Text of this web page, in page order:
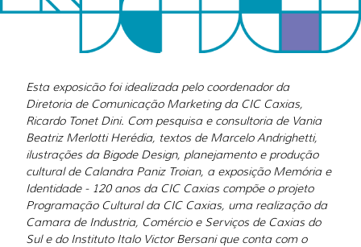
Esta exposicão foi idealizada pelo coordenador da
Diretoria de Comunicação Marketing da CIC Caxias,
Ricardo Tonet Dini. Com pesquisa e consultoria de Vania
Beatriz Merlotti Herédia, textos de Marcelo Andrighetti,
ilustrações da Bigode Design, planejamento e produção
cultural de Calandra Paniz Troian, a exposição Memória e
Identidade - 120 anos da CIC Caxias compõe o projeto
Programação Cultural da CIC Caxias, uma realização da
Camara de Industria, Comércio e Serviços de Caxias do
Sul e do Instituto Italo Victor Bersani que conta com o